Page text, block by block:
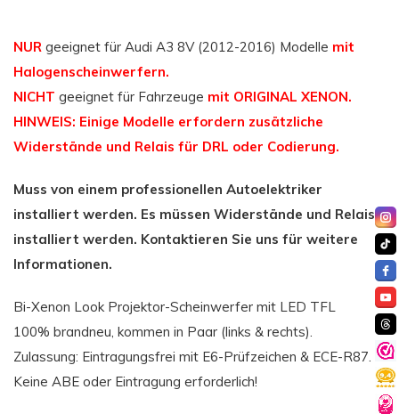
NUR geeignet für Audi A3 8V (2012-2016) Modelle mit
Halogenscheinwerfern.
NICHT geeignet für Fahrzeuge mit ORIGINAL XENON.
HINWEIS: Einige Modelle erfordern zusätzliche
Widerstände und Relais für DRL oder Codierung.
Muss von einem professionellen Autoelektriker
installiert werden. Es müssen Widerstände und Relais
installiert werden. Kontaktieren Sie uns für weitere
Informationen.
Bi-Xenon Look Projektor-Scheinwerfer mit LED TFL
100% brandneu, kommen in Paar (links & rechts).
Zulassung: Eintragungsfrei mit E6-Prüfzeichen & ECE-R87.
Keine ABE oder Eintragung erforderlich!